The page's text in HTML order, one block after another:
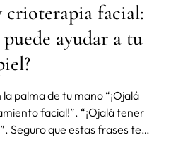
crioterapia facial:
puede ayudar a tu
palma de tu mano “¡Ojalá
facial!”. “¡Ojalá tener
Seguro que estas frases te